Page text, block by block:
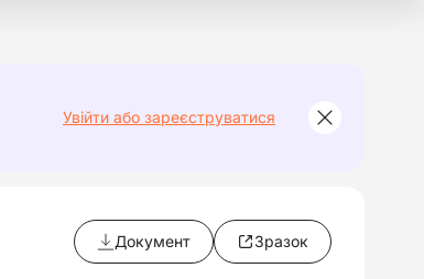
Увійти або зареєструватися
Документ Зразок